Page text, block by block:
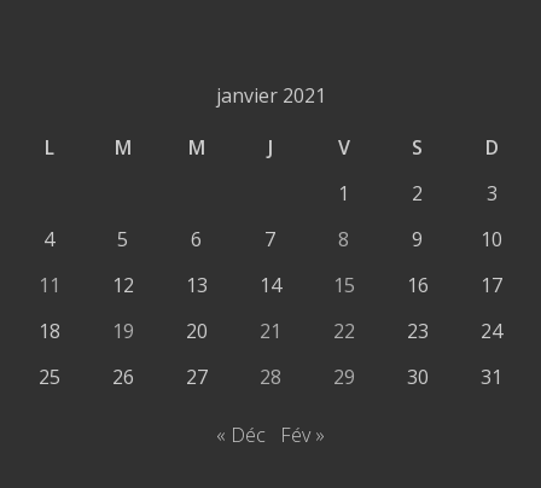
janvier 2021
L
M M J V S
D
1
2
3
4
5 6 7 8 9
10
11
12 13 14 15 16
17
18
19 20 21 22 23
24
25
26 27 28 29 30 31
« Déc Fév »